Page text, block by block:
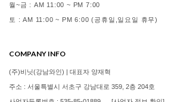
월~금 : AM 11:00 ~ PM 7:00
토 : AM 11:00 ~ PM 6:00 (공휴일,일요일 휴무)
COMPANY INFO
(주)비닛(강남와인) | 대표자 양재혁
주소 : 서울특별시 서초구 강남대로 359, 2층 204호